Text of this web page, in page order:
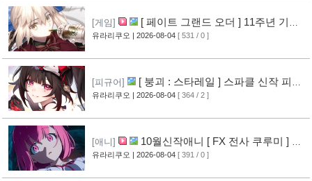
[게임]
[ 페이트 그랜드 오더 ] 11주년 기념
영상 공개
[7]
유라리쿠오 | 2026-08-04 [ 531 / 0 ]
[피규어]
[ 붕괴 : 스타레일 ] 스파클 신작 피규
어 공개
[4]
유라리쿠오 | 2026-08-04 [ 364 / 2 ]
[애니]
10월신작애니 [ FX 전사 쿠루미 ] PV
영상 공개
[5]
유라리쿠오 | 2026-08-04 [ 391 / 0 ]